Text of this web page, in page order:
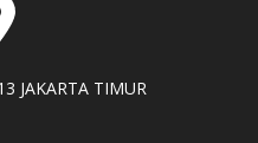
JAKARTA TIMUR